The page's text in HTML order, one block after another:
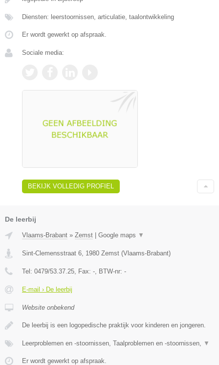
Diensten: leerstoornissen, articulatie, taalontwikkeling
Er wordt gewerkt op afspraak.
Sociale media:
BEKIJK VOLLEDIG PROFIEL
De leerbij
Vlaams-Brabant » Zemst Google maps ▼
Sint-Clemensstraat 6 1980 Zemst (Vlaams-Brabant)
Tel: 0479/53.37.25 , Fax: - , BTW-nr: -
E-mail › De leerbij
Website onbekend
De leerbij is een logopedische praktijk voor kinderen en jongeren.
Leerproblemen en -stoornissen, Taalproblemen en -stoornissen, ▼
Er wordt gewerkt op afspraak.